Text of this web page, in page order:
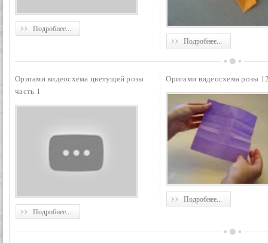
Подробнее...
Подробнее...
Оригами видеосхема цветущей розы
часть 1
Подробнее...
Оригами видеосхема розы
Подробнее...